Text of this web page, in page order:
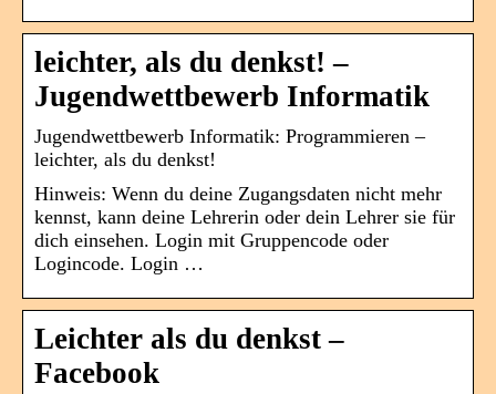
leichter, als du denkst! –
Jugendwettbewerb Informatik
Jugendwettbewerb Informatik: Programmieren –
leichter, als du denkst!
Hinweis: Wenn du deine Zugangsdaten nicht mehr
kennst, kann deine Lehrerin oder dein Lehrer sie für
dich einsehen. Login mit Gruppencode oder
Logincode. Login …
Leichter als du denkst –
Facebook